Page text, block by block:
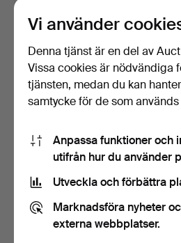
ELGITARR, Kingston
electric guitar.
6 dagar
263 USD
6
74
Vi använder
Denna tjänst är en del av
Vissa cookies är nödvändiga
tjänsten, medan du kan
samtycke för de som
Anpassa funktioner och
utifrån hur du använder
Utveckla och förbättra
Marknadsföra nyheter
externa webbplatser.